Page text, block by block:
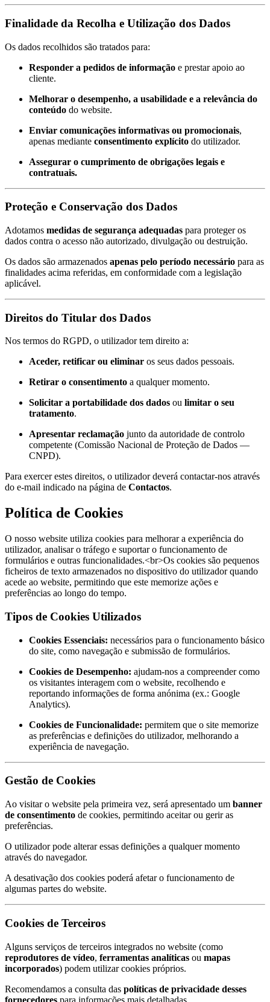
Finalidade da Recolha e Utilização dos Dados
Os dados recolhidos são tratados para:
Responder a pedidos de informação e prestar apoio ao
cliente.
Melhorar o desempenho, a usabilidade e a relevância do
conteúdo do website.
Enviar comunicações informativas ou promocionais,
apenas mediante consentimento explícito do utilizador.
Assegurar o cumprimento de obrigações legais e
contratuais.
Proteção e Conservação dos Dados
Adotamos medidas de segurança adequadas para proteger os
dados contra o acesso não autorizado, divulgação ou destruição.
Os dados são armazenados apenas pelo período necessário para as
finalidades acima referidas, em conformidade com a legislação
aplicável.
Direitos do Titular dos Dados
Nos termos do RGPD, o utilizador tem direito a:
Aceder, retificar ou eliminar os seus dados pessoais.
Retirar o consentimento a qualquer momento.
Solicitar a portabilidade dos dados ou limitar o seu
tratamento.
Apresentar reclamação junto da autoridade de controlo
competente (Comissão Nacional de Proteção de Dados —
CNPD).
Para exercer estes direitos, o utilizador deverá contactar-nos através
do e-mail indicado na página de Contactos.
Política de Cookies
O nosso website utiliza cookies para melhorar a experiência do
utilizador, analisar o tráfego e suportar o funcionamento de
formulários e outras funcionalidades.<br>Os cookies são pequenos
ficheiros de texto armazenados no dispositivo do utilizador quando
acede ao website, permitindo que este memorize ações e
preferências ao longo do tempo.
Tipos de Cookies Utilizados
Cookies Essenciais: necessários para o funcionamento básico
do site, como navegação e submissão de formulários.
Cookies de Desempenho: ajudam-nos a compreender como
os visitantes interagem com o website, recolhendo e
reportando informações de forma anónima (ex.: Google
Analytics).
Cookies de Funcionalidade: permitem que o site memorize
as preferências e definições do utilizador, melhorando a
experiência de navegação.
Gestão de Cookies
Ao visitar o website pela primeira vez, será apresentado um banner
de consentimento de cookies, permitindo aceitar ou gerir as
preferências.
O utilizador pode alterar essas definições a qualquer momento
através do navegador.
A desativação dos cookies poderá afetar o funcionamento de
algumas partes do website.
Cookies de Terceiros
Alguns serviços de terceiros integrados no website (como
reprodutores de vídeo, ferramentas analíticas ou mapas
incorporados) podem utilizar cookies próprios.
Recomendamos a consulta das políticas de privacidade desses
fornecedores para informações mais detalhadas.